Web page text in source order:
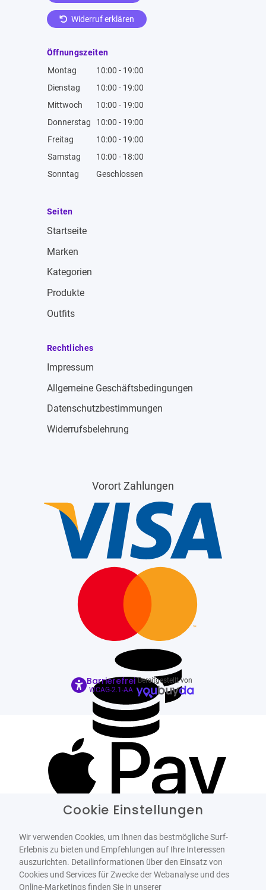
Widerruf erklären
Öffnungszeiten
Montag
10:00 - 19:00
Dienstag
10:00 - 19:00
Mittwoch
10:00 - 19:00
Donnerstag
10:00 - 19:00
Freitag
10:00 - 19:00
Samstag
10:00 - 18:00
Sonntag
Geschlossen
Seiten
Startseite
Marken
Kategorien
Produkte
Outfits
Rechtliches
Impressum
Allgemeine Geschäftsbedingungen
Datenschutzbestimmungen
Widerrufsbelehrung
Vorort Zahlungen
Barrierefrei
WCAG-2.1-AA
Bereitgestellt von
Cookie Einstellungen
Wir verwenden Cookies, um Ihnen das bestmögliche Surf-
Erlebnis zu bieten und Empfehlungen auf Ihre Interessen
auszurichten. Detailinformationen über den Einsatz von
Cookies und Services für Zwecke der Webanalyse und des
Online-Marketings finden Sie in unserer